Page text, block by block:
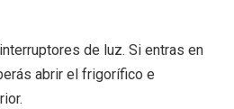
de luz. Si entras en
abrir el frigorífico e